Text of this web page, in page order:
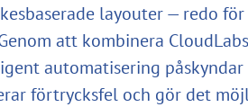
layouter — redo
att kombinera
automatisering
förtrycksfel och gör det